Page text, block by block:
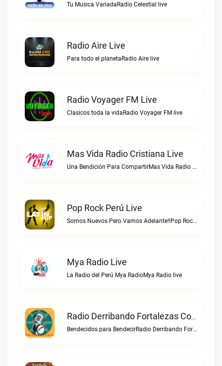
Tu Musica VariadaRadio Celestial live
Radio Aire Live
Para todo el planetaRadio Aire live
Radio Voyager FM Live
Clasicos toda la vidaRadio Voyager FM live
Mas Vida Radio Cristiana Live
Una Bendición Para CompartirMas Vida Radio Cristiana live
Pop Rock Perú Live
Somos Nuevos Pero Vamos Adelante!!Pop Rock Perú live
Mya Radio Live
La Radio del Perú Mya RadioMya Radio live
Radio Derribando Fortalezas Con Cristo Live
Bendecidos para BendecirRadio Derribando Fortalezas con Cristo live